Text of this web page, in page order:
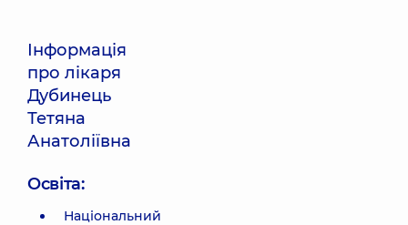
Інформація
про лікаря
Дубинець
Тетяна
Анатоліївна
Освіта:
Національний